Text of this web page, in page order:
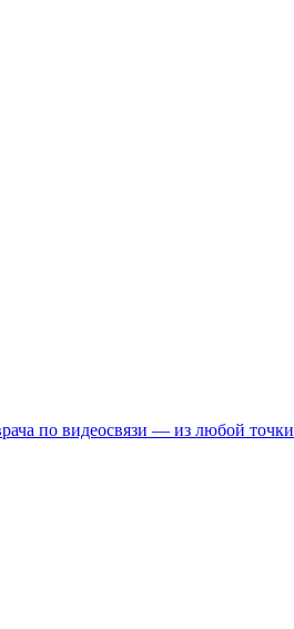
по видеосвязи — из любой точки